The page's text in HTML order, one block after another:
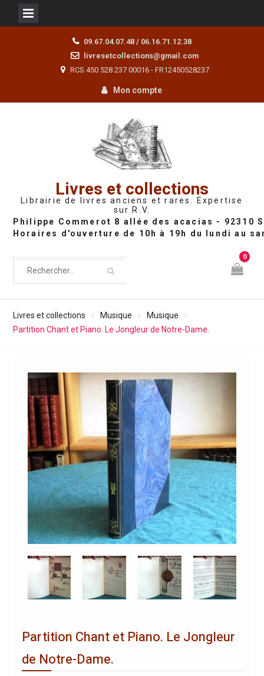
09.67.04.07.48 / 06.16.71.12.38
livresetcollections@gmail.com
RCS 450 528 237 00016 - FR12450528237
Mon compte
Livres et collections
Librairie de livres anciens et rares. Expertise
sur R.V.
0
Livres et collections Musique
Musique
Partition Chant et Piano. Le Jongleur de Notre-Dame.
Partition Chant et Piano. Le Jongleur
de Notre-Dame.